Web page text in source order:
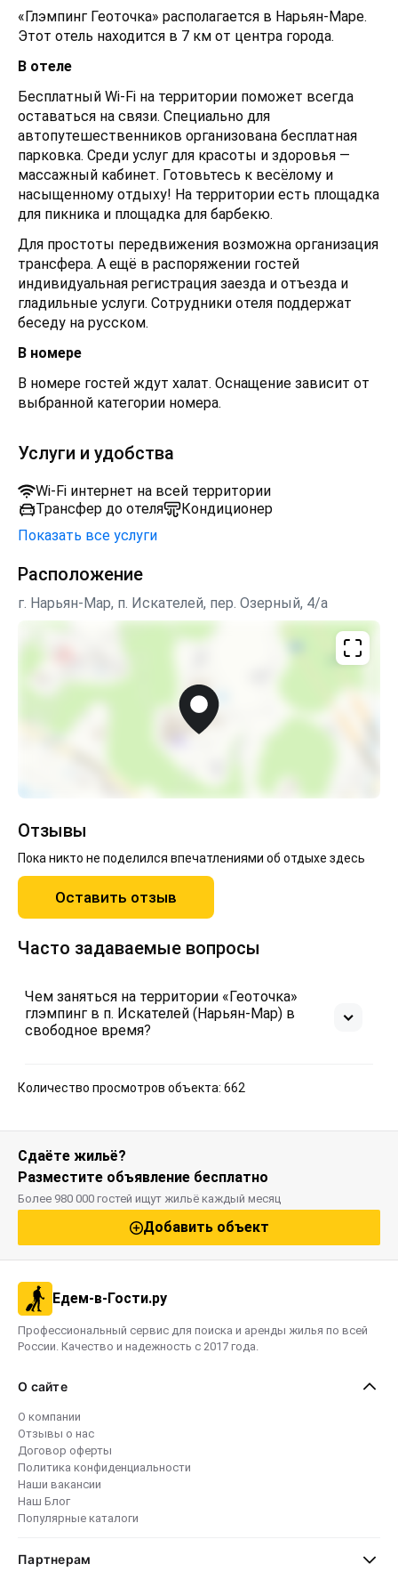
«Глэмпинг Геоточка» располагается в Нарьян-Маре.
Этот отель находится в 7 км от центра города.
В отеле
Бесплатный Wi-Fi на территории поможет всегда
оставаться на связи. Специально для
автопутешественников организована бесплатная
парковка. Среди услуг для красоты и здоровья —
массажный кабинет. Готовьтесь к весёлому и
насыщенному отдыху! На территории есть площадка
для пикника и площадка для барбекю.
Для простоты передвижения возможна организация
трансфера. А ещё в распоряжении гостей
индивидуальная регистрация заезда и отъезда и
гладильные услуги. Сотрудники отеля поддержат
беседу на русском.
В номере
В номере гостей ждут халат. Оснащение зависит от
выбранной категории номера.
Услуги и удобства
Wi-Fi интернет на всей территории
Трансфер до отеля
Кондиционер
Показать все услуги
Расположение
г. Нарьян-Мар, п. Искателей, пер. Озерный, 4/а
Отзывы
Пока никто не поделился впечатлениями об отдыхе здесь
Оставить отзыв
Часто задаваемые вопросы
Чем заняться на территории «Геоточка»
глэмпинг в п. Искателей (Нарьян-Мар) в
свободное время?
Количество просмотров объекта: 662
Сдаёте жильё?
Разместите объявление бесплатно
Более 980 000 гостей ищут жильё каждый месяц
Добавить объект
Едем-в-Гости.ру
Профессиональный сервис для поиска и аренды жилья по всей
России. Качество и надежность с 2017 года.
О сайте
О компании
Отзывы о нас
Договор оферты
Политика конфиденциальности
Наши вакансии
Наш Блог
Популярные каталоги
Партнерам